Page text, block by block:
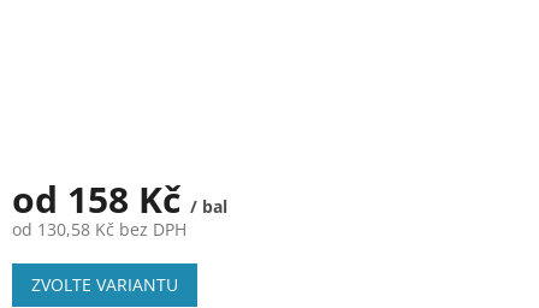
od 158 Kč / bal
od 130,58 Kč bez DPH
Měrná
cena:
ZVOLTE VARIANTU